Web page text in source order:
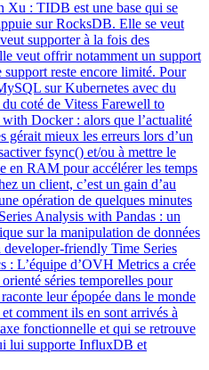
: TIDB est une base qui se
sur RocksDB. Elle se veut
supporter à la fois des
veut offrir notamment un support
reste encore limité. Pour
sur Kubernetes avec du
coté de Vitess Farewell to
Docker : alors que l’actualité
gérait mieux les erreurs lors d’un
fsync() et/ou à mettre le
en RAM pour accélérer les temps
un client, c’est un gain d’au
opération de quelques minutes
Analysis with Pandas : un
sur la manipulation de données
developer-friendly Time Series
: L’équipe d’OVH Metrics a crée
séries temporelles pour
leur épopée dans le monde
comment ils en sont arrivés à
fonctionnelle et qui se retrouve
lui supporte InfluxDB et